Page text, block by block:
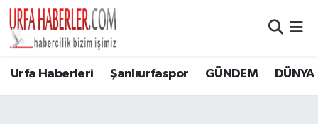
Urfa Haberleri Şanlıurfaspor GÜNDEM DÜNYA
Şanlıurfa Nöbetçi Eczaneler